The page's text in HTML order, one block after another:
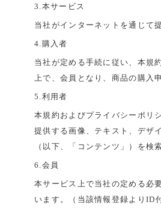
3.本サービス
当社がインターネットを通じて
4.購入者
当社が定める手続に従い、本規
上で、会員となり、商品の購入
5.利用者
本規約およびプライバシーポリ
提供する画像、テキスト、デザ
（以下、「コンテンツ」）を検
6.会員
本サービス上で当社の定める必
います。（当該情報登録よりID